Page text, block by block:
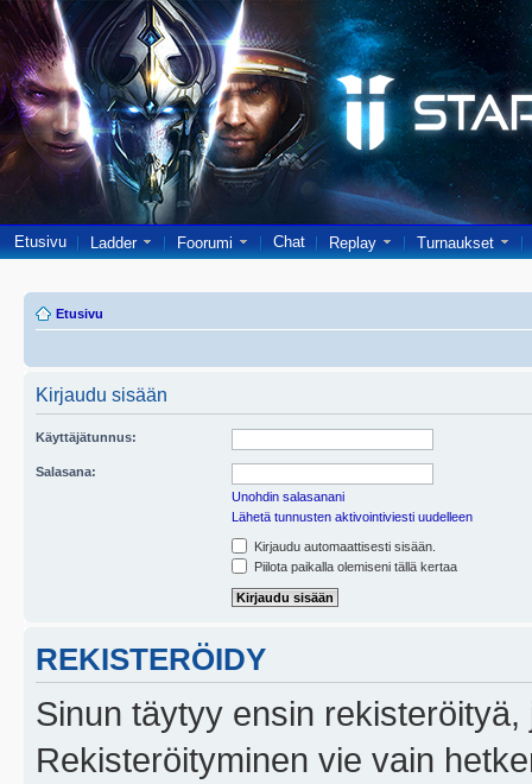
Etusivu Ladder Foorumi Chat Replay Turnaukset
Etusivu
Kirjaudu sisään
Käyttäjätunnus:
Salasana:
Unohdin salasanani
Lähetä tunnusten aktivointiviesti uudelleen
Kirjaudu automaattisesti sisään.
Piilota paikalla olemiseni tällä kertaa
REKISTERÖIDY
Sinun täytyy ensin
Rekisteröityminen vie vain